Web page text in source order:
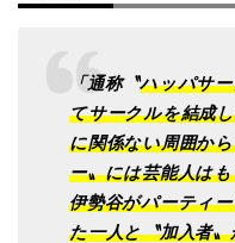
「通称〝ハッパサ
てサークルを結成
に関係ない周囲か
ー〟には芸能人は
伊勢谷がパーティ
た一人と〝加入者